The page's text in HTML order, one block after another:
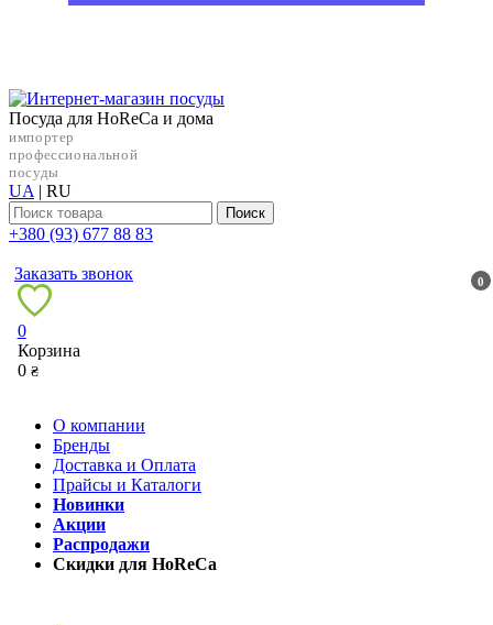
Посуда для HoReCa и дома
импортер
профессиональной
посуды
UA | RU
Поиск
+38‎0 (93) 677 88 83
Заказать звонок 0
0
Корзина
0 ₴
О компании
Бренды
Доставка и Оплата
Прайсы и Каталоги
Новинки
Акции
Распродажи
Скидки для HoReCa